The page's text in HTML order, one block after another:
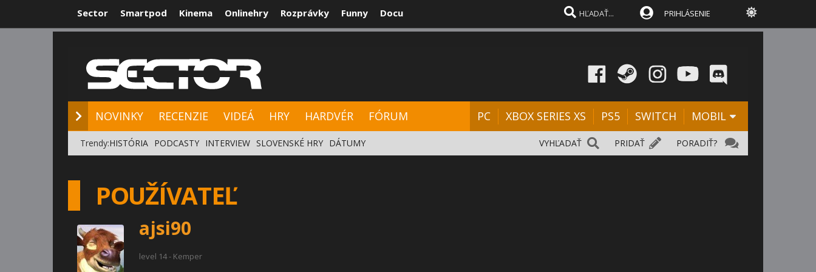
Sector Smartpod Kinema Onlinehry Rozprávky Funny Docu PRIHLÁSENIE
NOVINKY RECENZIE VIDEÁ HRY HARDVÉR FÓRUM PC XBOX SERIES XS PS5 SWITCH MOBIL
PORADIŤ?
PRIDAŤ
VYHĽADAŤ
Trendy:HISTÓRIA PODCASTY INTERVIEW SLOVENSKÉ HRY DÁTUMY
POUŽÍVATEĽ
ajsi90
level 14 - Kemper